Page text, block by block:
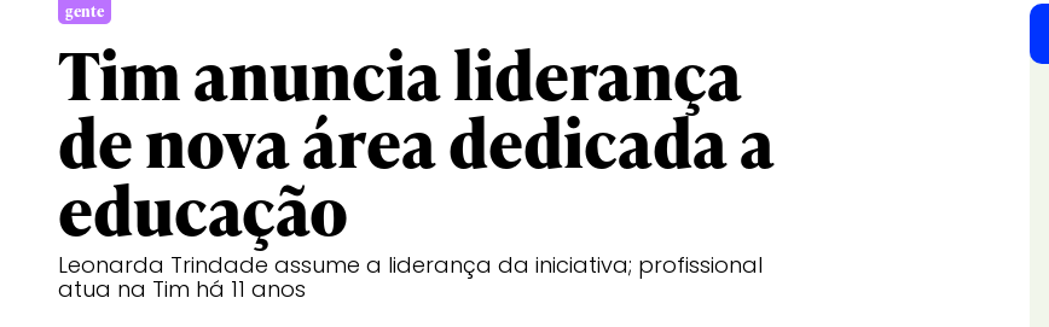
gente
Tim anuncia liderança
de nova área dedicada a
educação
Leonarda Trindade assume a liderança da iniciativa; profissional
atua na Tim há 11 anos